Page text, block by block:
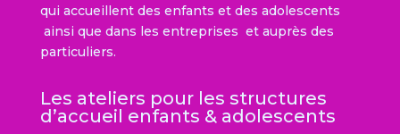
qui accueillent des enfants et des adolescents
ainsi que dans les entreprises et auprès des
particuliers.
Les ateliers pour les structures
d’accueil enfants & adolescents